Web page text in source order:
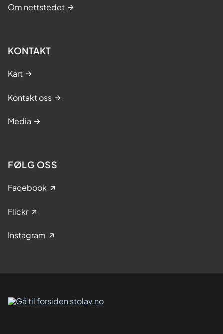
Om nettstedet
KONTAKT
Kart
Kontakt oss
Media
FØLG OSS
Facebook
Flickr
Instagram